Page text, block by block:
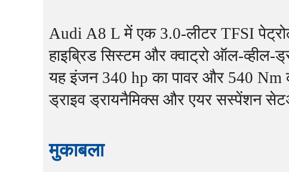
Audi A8 L में एक 3.0-लीटर TFSI
हाइब्रिड सिस्टम और क्वाट्रो ऑल-व्हील-
यह इंजन 340 hp का पावर और 540 Nm
ड्राइव ड्रायनैमिक्स और एयर सस्पेंशन
मुकाबला